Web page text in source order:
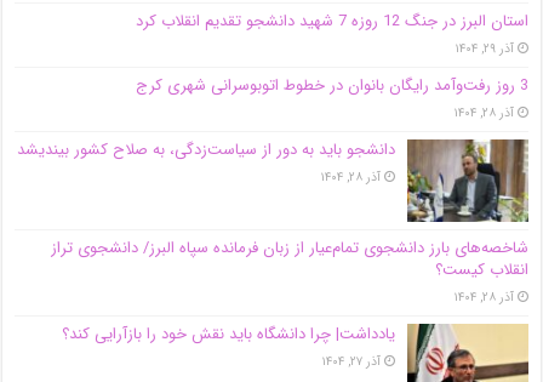
استان البرز در جنگ 12 روزه 7 شهید دانشجو تقدیم انقلاب کرد
آذر ۲۹, ۱۴۰۴
3 روز رفت‌وآمد رایگان بانوان در خطوط اتوبوسرانی شهری کرج
آذر ۲۸, ۱۴۰۴
دانشجو باید به دور از سیاست‌زدگی، به صلاح کشور بیندیشد
آذر ۲۸, ۱۴۰۴
شاخصه‌های بارز دانشجوی تمام‌عیار از زبان فرمانده سپاه البرز/ دانشجوی تراز
انقلاب کیست؟
آذر ۲۸, ۱۴۰۴
یادداشت| چرا دانشگاه باید نقش خود را بازآرایی کند؟
آذر ۲۷, ۱۴۰۴